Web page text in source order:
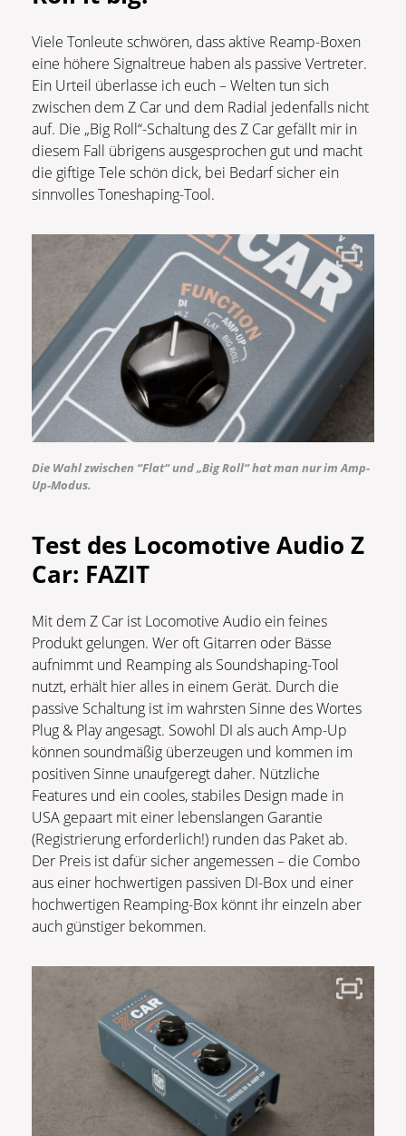
Viele Tonleute schwören, dass aktive Reamp-Boxen
eine höhere Signaltreue haben als passive Vertreter.
Ein Urteil überlasse ich euch – Welten tun sich
zwischen dem Z Car und dem Radial jedenfalls nicht
auf. Die „Big Roll“-Schaltung des Z Car gefällt mir in
diesem Fall übrigens ausgesprochen gut und macht
die giftige Tele schön dick, bei Bedarf sicher ein
sinnvolles Toneshaping-Tool.
Die Wahl zwischen “Flat“ und „Big Roll“ hat man nur im Amp-
Up-Modus.
Test des Locomotive Audio Z
Car: FAZIT
Mit dem Z Car ist Locomotive Audio ein feines
Produkt gelungen. Wer oft Gitarren oder Bässe
aufnimmt und Reamping als Soundshaping-Tool
nutzt, erhält hier alles in einem Gerät. Durch die
passive Schaltung ist im wahrsten Sinne des Wortes
Plug & Play angesagt. Sowohl DI als auch Amp-Up
können soundmäßig überzeugen und kommen im
positiven Sinne unaufgeregt daher. Nützliche
Features und ein cooles, stabiles Design made in
USA gepaart mit einer lebenslangen Garantie
(Registrierung erforderlich!) runden das Paket ab.
Der Preis ist dafür sicher angemessen – die Combo
aus einer hochwertigen passiven DI-Box und einer
hochwertigen Reamping-Box könnt ihr einzeln aber
auch günstiger bekommen.